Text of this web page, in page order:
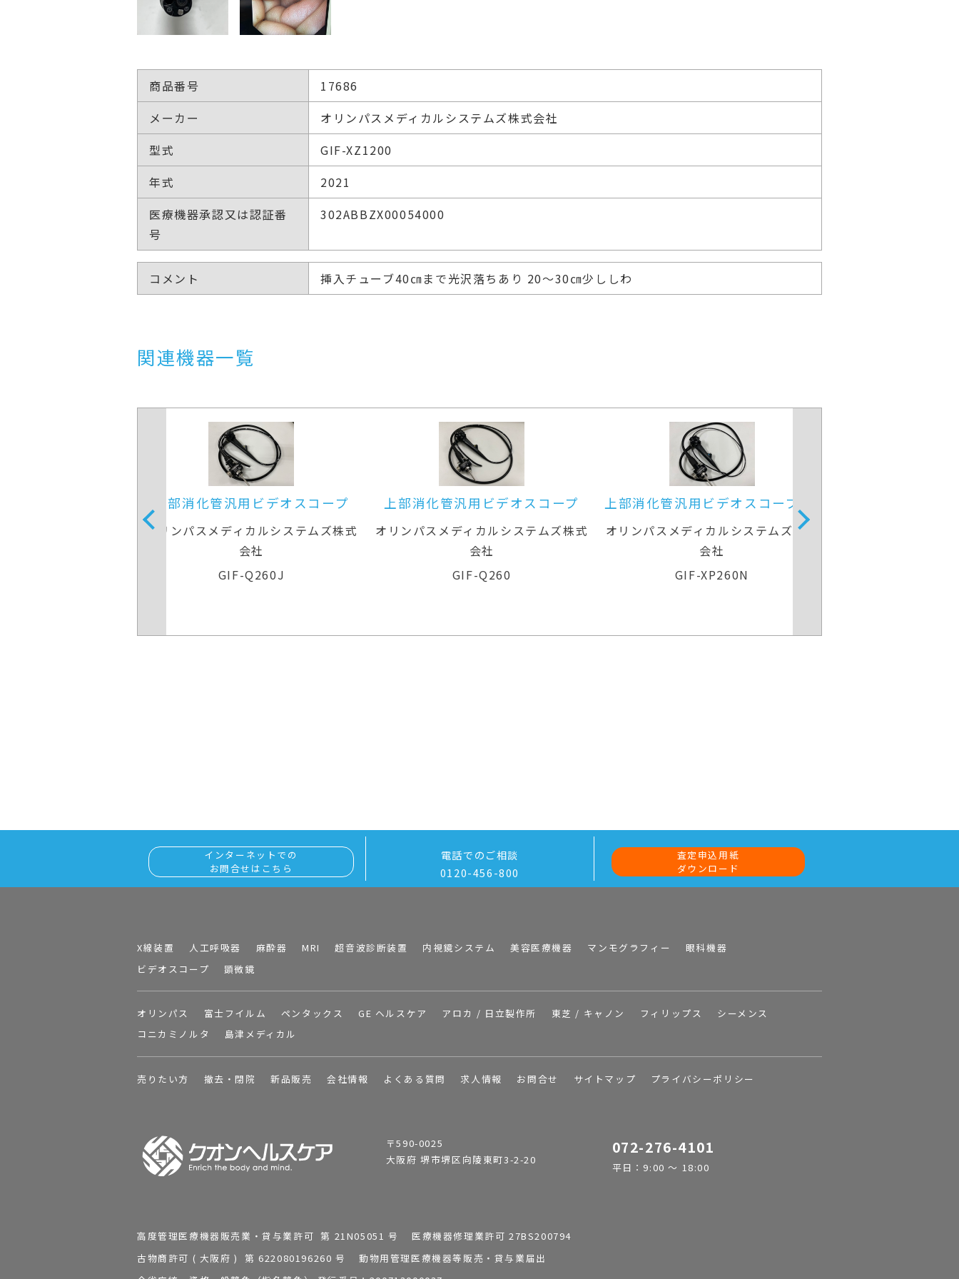
商品番号
17686
メーカー
オリンパスメディカルシステムズ株式会社
型式
GIF-XZ1200
年式
2021
医療機器承認又は認証番
号
302ABBZX00054000
コメント 挿入チューブ40㎝まで光沢落ちあり 20～30㎝少ししわ
関連機器一覧
上部消化管汎用ビデオスコープ
オリンパスメディカルシステムズ株式
会社
GIF-Q260
上部消化管汎用ビデオスコープ(径
鼻対応)
オリンパスメディカルシステムズ株式
会社
GIF-XP260N
上部消化管汎用ビデオスコープ
オリンパスメディカルシステムズ株式
会社
GIF-H260
インターネットでの
お問合せはこちら
電話でのご相談
0120-456-800
査定申込用紙
ダウンロード
X線装置 人工呼吸器 麻酔器 MRI 超音波診断装置 内視鏡システム 美容医療機器 マンモグラフィー
眼科機器
ビデオスコープ
顕微鏡
オリンパス 富士フイルム ペンタックス GE ヘルスケア アロカ / 日立製作所 東芝 / キャノン フィリップス
シーメンス
コニカミノルタ
島津メディカル
売りたい方 撤去・閉院 新品販売 会社情報 よくある質問 求人情報 お問合せ サイトマップ プライバシーポリシー
〒590-0025
大阪府 堺市堺区向陵東町3-2-20
072-276-4101
平日：9:00 ～ 18:00
高度管理医療機器販売業・貸与業許可 第 21N05051 号 医療機器修理業許可 27BS200794
古物商許可 ( 大阪府 ) 第 622080196260 号 動物用管理医療機器等販売・貸与業届出